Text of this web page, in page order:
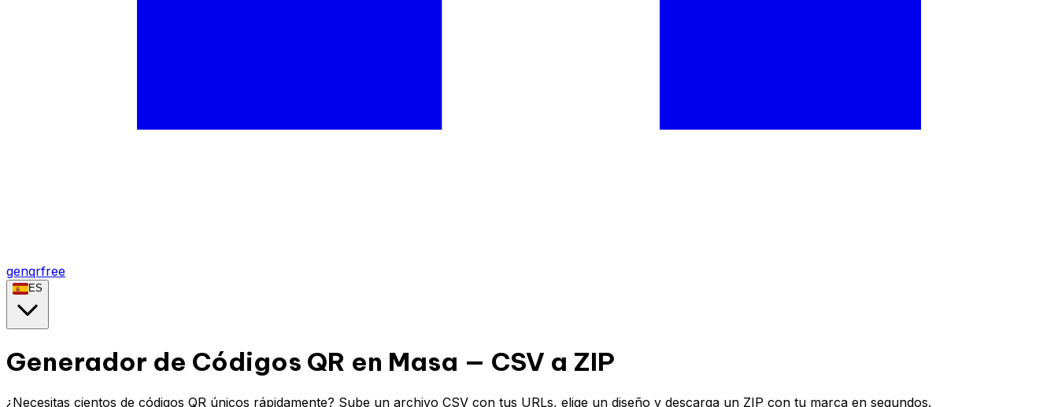
genqrfree
ES
Generador de Códigos QR en Masa — CSV a ZIP
¿Necesitas cientos de códigos QR únicos rápidamente? Sube un archivo CSV con tus URLs, elige un diseño y descarga un ZIP con tu marca en segundos.